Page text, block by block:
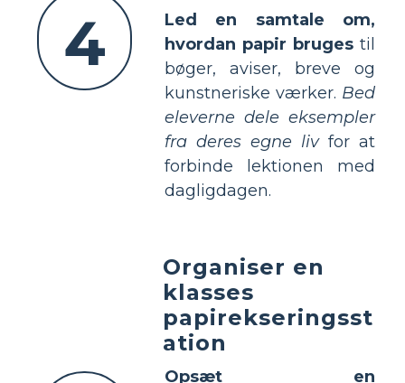
4
Led en samtale om,
hvordan papir bruges til
bøger, aviser, breve og
kunstneriske værker. Bed
eleverne dele eksempler
fra deres egne livfor at
forbinde lektionen med
dagligdagen.
Organiser en
klasses
papirekseringsst
ation
Opsæt en